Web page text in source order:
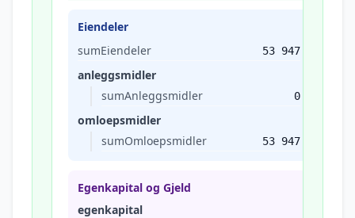
Eiendeler
sumEiendeler
53 947
anleggsmidler
sumAnleggsmidler
0
omloepsmidler
sumOmloepsmidler
53 947
Egenkapital og Gjeld
egenkapital